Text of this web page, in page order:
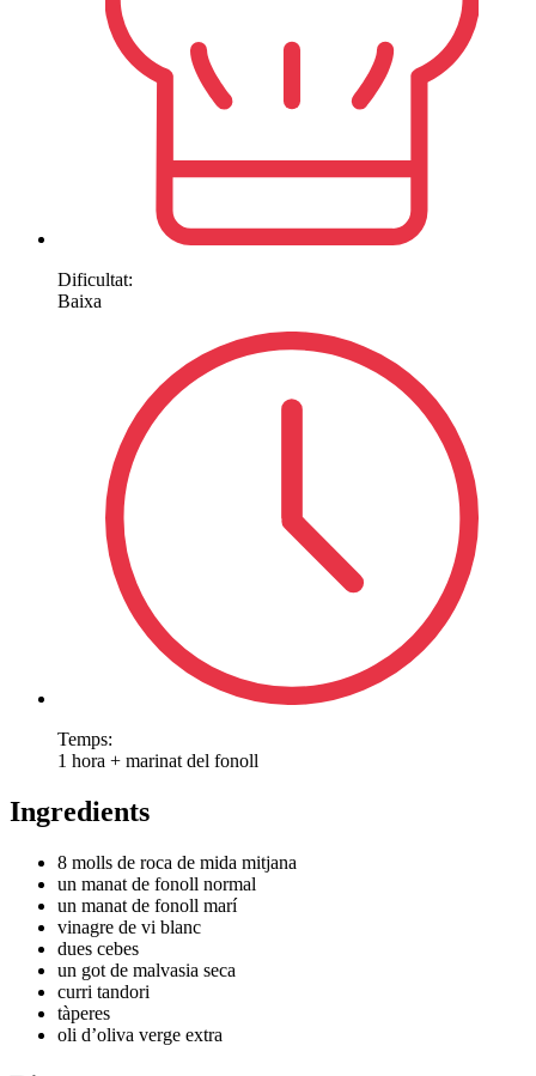
Dificultat:
Baixa
Temps:
1 hora + marinat del fonoll
Ingredients
8 molls de roca de mida mitjana
un manat de fonoll normal
un manat de fonoll marí
vinagre de vi blanc
dues cebes
un got de malvasia seca
curri tandori
tàperes
oli d’oliva verge extra